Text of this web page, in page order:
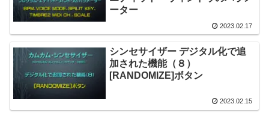
ーター
2023.02.17
シンセサイザー デジタル化で追
加された機能（８）
[RANDOMIZE]ボタン
2023.02.15